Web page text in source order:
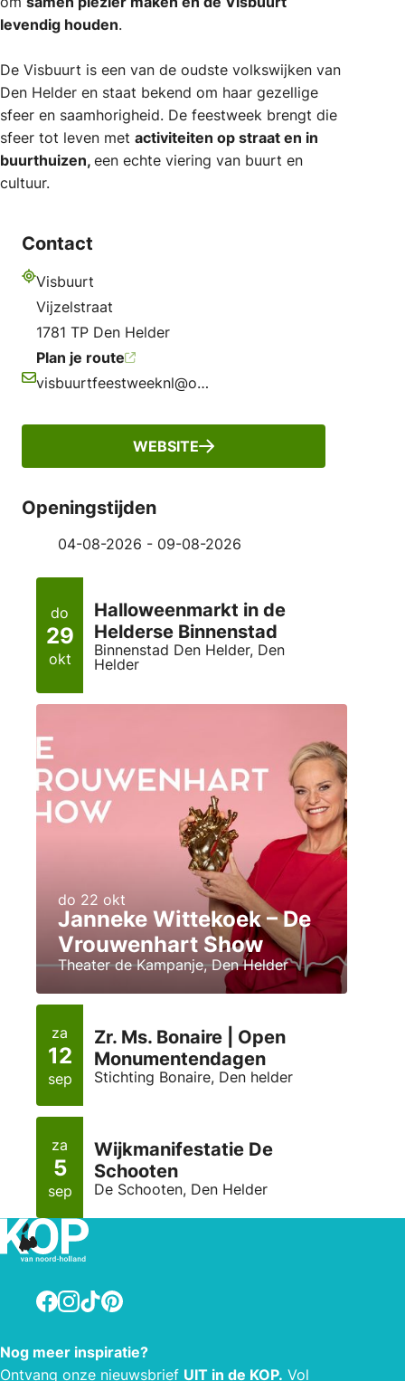
levendig houden.
De Visbuurt is een van de oudste volkswijken van
Den Helder en staat bekend om haar gezellige
sfeer en saamhorigheid. De feestweek brengt die
sfeer tot leven met activiteiten op straat en in
buurthuizen, een echte viering van buurt en
cultuur.
Contact
Visbuurt
Vijzelstraat
1781 TP Den Helder
Plan je route
visbuurtfeestweeknl@outlook.com
WEBSITE
Openingstijden
04-08-2026 - 09-08-2026
do
29
okt
Halloweenmarkt in de
Helderse Binnenstad
Binnenstad Den Helder, Den
Helder
do 22 okt
Janneke Wittekoek – De
Vrouwenhart Show
Theater de Kampanje, Den Helder
za
12
sep
Zr. Ms. Bonaire | Open
Monumentendagen
Stichting Bonaire, Den helder
za
5
sep
Wijkmanifestatie De
Schooten
De Schooten, Den Helder
Facebook
Instagram
TikTokPinterest
Nog meer inspiratie?
Ontvang onze nieuwsbrief UIT in de KOP. Vol